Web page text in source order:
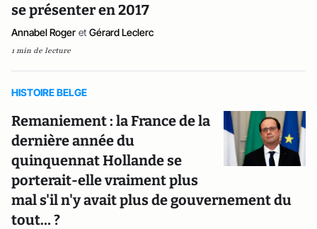
se présenter en 2017
Annabel Roger et Gérard Leclerc
1 min de lecture
HISTOIRE BELGE
Remaniement : la France de la
dernière année du
quinquennat Hollande se
porterait-elle vraiment plus
mal s'il n'y avait plus de gouvernement du
tout… ?